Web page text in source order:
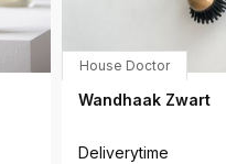
House Doctor
Wandhaak Zwart
Deliverytime